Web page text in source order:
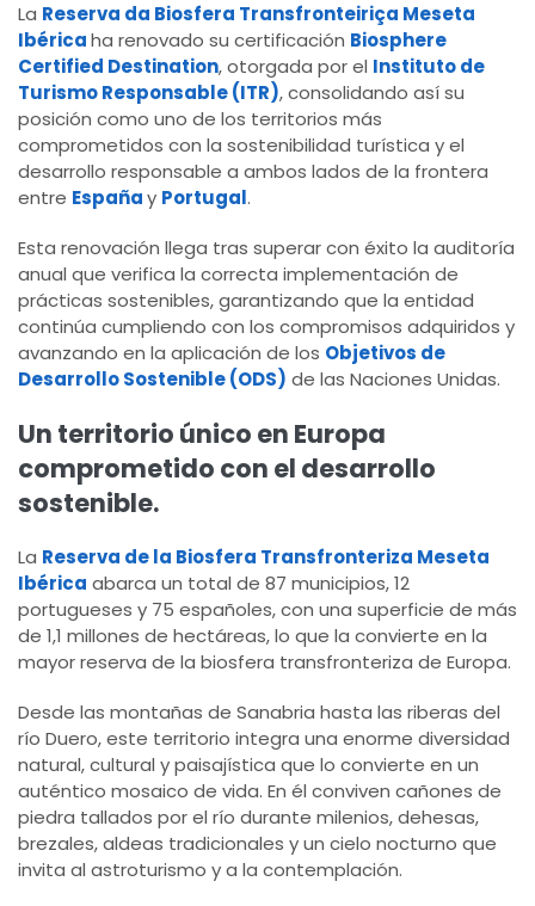
La Reserva da Biosfera Transfronteiriça Meseta
Ibéricaha renovado su certificación Biosphere
Certified Destination, otorgada por el Instituto de
Turismo Responsable (ITR), consolidando así su
posición como uno de los territorios más
comprometidos con la sostenibilidad turística y el
desarrollo responsable a ambos lados de la frontera
entre Españay Portugal.
Esta renovación llega tras superar con éxito la auditoría
anual que verifica la correcta implementación de
prácticas sostenibles, garantizando que la entidad
continúa cumpliendo con los compromisos adquiridos y
avanzando en la aplicación de los Objetivos de
Desarrollo Sostenible (ODS) de las Naciones Unidas.
Un territorio único en Europa
comprometido con el desarrollo
sostenible.
La Reserva de la Biosfera Transfronteriza Meseta
Ibérica abarca un total de 87 municipios, 12
portugueses y 75 españoles, con una superficie de más
de 1,1 millones de hectáreas, lo que la convierte en la
mayor reserva de la biosfera transfronteriza de Europa.
Desde las montañas de Sanabria hasta las riberas del
río Duero, este territorio integra una enorme diversidad
natural, cultural y paisajística que lo convierte en un
auténtico mosaico de vida. En él conviven cañones de
piedra tallados por el río durante milenios, dehesas,
brezales, aldeas tradicionales y un cielo nocturno que
invita al astroturismo y a la contemplación.